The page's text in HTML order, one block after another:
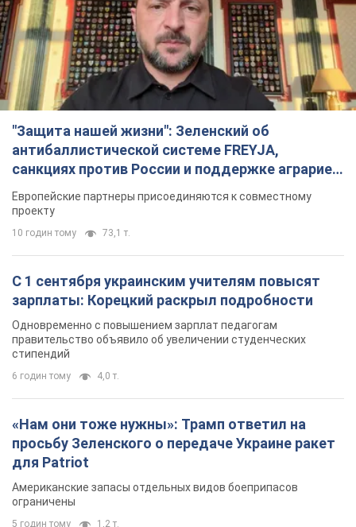
"Защита нашей жизни": Зеленский об
антибаллистической системе FREYJA,
санкциях против России и поддержке аграриев.
Видео
Европейские партнеры присоединяются к совместному
проекту
10 годин тому 73,1 т.
С 1 сентября украинским учителям повысят
зарплаты: Корецкий раскрыл подробности
Одновременно с повышением зарплат педагогам
правительство объявило об увеличении студенческих
стипендий
6 годин тому 4,0 т.
«Нам они тоже нужны»: Трамп ответил на
просьбу Зеленского о передаче Украине ракет
для Patriot
Американские запасы отдельных видов боеприпасов
ограничены
5 годин тому 1,2 т.